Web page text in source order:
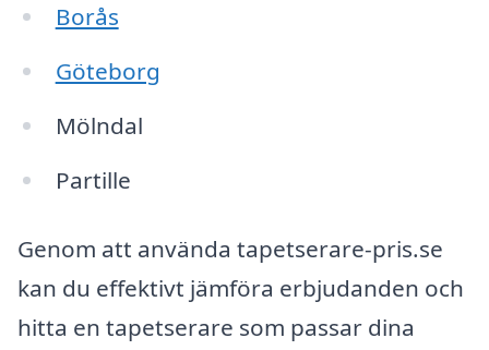
Borås
Göteborg
Mölndal
Partille
Genom att använda tapetserare-pris.se
kan du effektivt jämföra erbjudanden och
hitta en tapetserare som passar dina